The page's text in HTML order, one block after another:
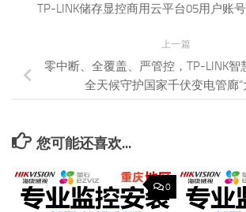
TP-LINK储存显控商用云平台05用户账
上一篇
零中断、全覆盖、严管控，TP-LINK智
全天候守护国家千伏变电管廊“
您可能还喜欢...
0